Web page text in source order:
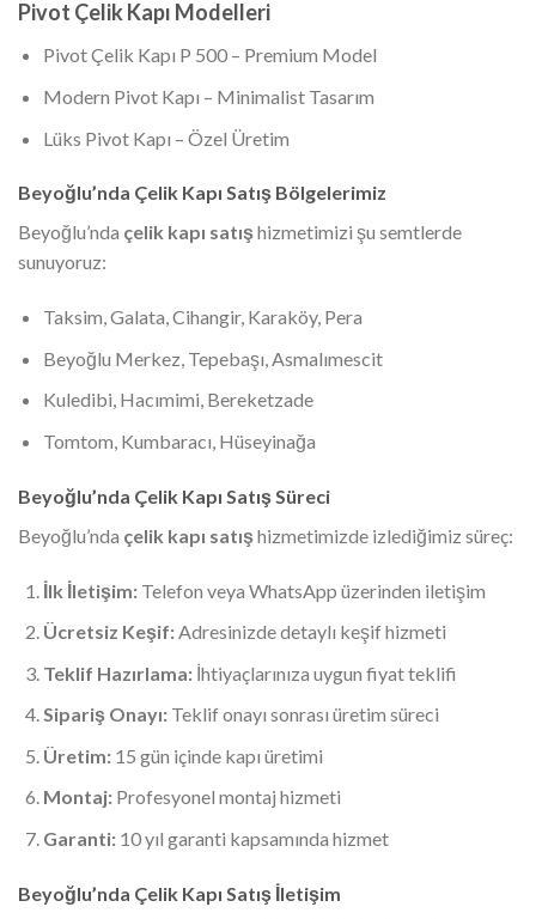
Pivot Çelik Kapı Modelleri
Pivot Çelik Kapı P 500 – Premium Model
Modern Pivot Kapı – Minimalist Tasarım
Lüks Pivot Kapı – Özel Üretim
Beyoğlu’nda Çelik Kapı Satış Bölgelerimiz
Beyoğlu’nda çelik kapı satışhizmetimizi şu semtlerde
sunuyoruz:
Taksim, Galata, Cihangir, Karaköy, Pera
Beyoğlu Merkez, Tepebaşı, Asmalımescit
Kuledibi, Hacımimi, Bereketzade
Tomtom, Kumbaracı, Hüseyinağa
Beyoğlu’nda Çelik Kapı Satış Süreci
Beyoğlu’nda çelik kapı satışhizmetimizde izlediğimiz süreç:
İlk İletişim:Telefon veya WhatsApp üzerinden iletişim
Ücretsiz Keşif:Adresinizde detaylı keşif hizmeti
Teklif Hazırlama:İhtiyaçlarınıza uygun fiyat teklifi
Sipariş Onayı:Teklif onayı sonrası üretim süreci
Üretim:15 gün içinde kapı üretimi
Montaj:Profesyonel montaj hizmeti
Garanti:10 yıl garanti kapsamında hizmet
Beyoğlu’nda Çelik Kapı Satış İletişim